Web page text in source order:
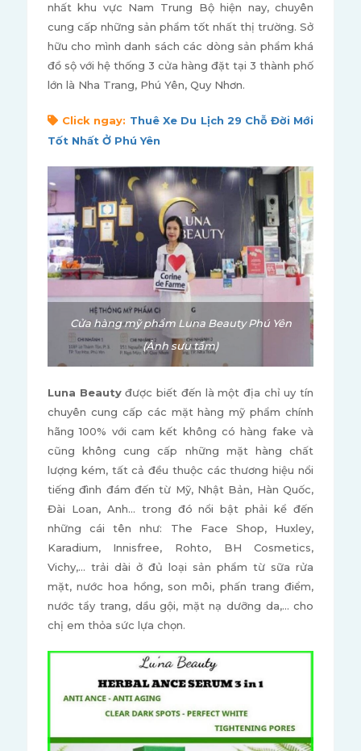
nhất khu vực Nam Trung Bộ hiện nay, chuyên
cung cấp những sản phẩm tốt nhất thị trường. Sở
hữu cho mình danh sách các dòng sản phẩm khá
đồ sộ với hệ thống 3 cửa hàng đặt tại 3 thành phố
lớn là Nha Trang, Phú Yên, Quy Nhơn.
Click ngay: Thuê Xe Du Lịch 29 Chỗ Đời Mới
Tốt Nhất Ở Phú Yên
Cửa hàng mỹ phẩm Luna Beauty Phú Yên
(Ảnh sưu tầm)
Luna Beautyđược biết đến là một địa chỉ uy tín
chuyên cung cấp các mặt hàng mỹ phẩm chính
hãng 100% với cam kết không có hàng fake và
cũng không cung cấp những mặt hàng chất
lượng kém, tất cả đều thuộc các thương hiệu nổi
tiếng đình đám đến từ Mỹ, Nhật Bản, Hàn Quốc,
Đài Loan, Anh… trong đó nổi bật phải kể đến
những cái tên như: The Face Shop, Huxley,
Karadium, Innisfree, Rohto, BH Cosmetics,
Vichy,... trải dài ở đủ loại sản phẩm từ sữa rửa
mặt, nước hoa hồng, son môi, phấn trang điểm,
nước tẩy trang, dầu gội, mặt nạ dưỡng da,... cho
chị em thỏa sức lựa chọn.